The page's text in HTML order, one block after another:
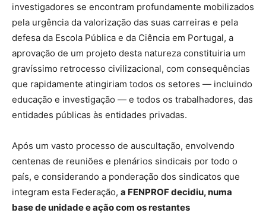
investigadores se encontram profundamente mobilizados
pela urgência da valorização das suas carreiras e pela
defesa da Escola Pública e da Ciência em Portugal, a
aprovação de um projeto desta natureza constituiria um
gravíssimo retrocesso civilizacional, com consequências
que rapidamente atingiriam todos os setores — incluindo
educação e investigação — e todos os trabalhadores, das
entidades públicas às entidades privadas.
Após um vasto processo de auscultação, envolvendo
centenas de reuniões e plenários sindicais por todo o
país, e considerando a ponderação dos sindicatos que
integram esta Federação, a FENPROF decidiu, numa
base de unidade e ação com os restantes